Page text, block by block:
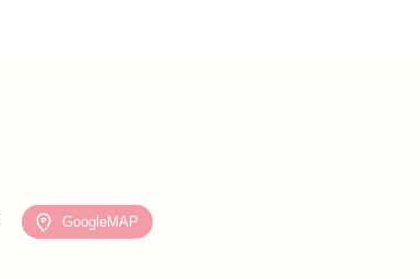
GoogleMAP